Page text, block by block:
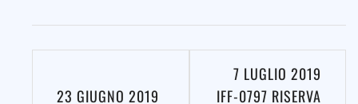
articoli
23 GIUGNO 2019
7 LUGLIO 2019
IFF-0797 RISERVA